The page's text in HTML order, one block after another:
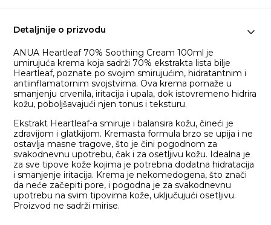
Detaljnije o prizvodu
ANUA Heartleaf 70% Soothing Cream 100ml je
umirujuća krema koja sadrži 70% ekstrakta lista bilje
Heartleaf, poznate po svojim smirujućim, hidratantnim i
antiinflamatornim svojstvima. Ova krema pomaže u
smanjenju crvenila, iritacija i upala, dok istovremeno hidrira
kožu, poboljšavajući njen tonus i teksturu.
Ekstrakt Heartleaf-a smiruje i balansira kožu, čineći je
zdravijom i glatkijom. Kremasta formula brzo se upija i ne
ostavlja masne tragove, što je čini pogodnom za
svakodnevnu upotrebu, čak i za osetljivu kožu. Idealna je
za sve tipove kože kojima je potrebna dodatna hidratacija
i smanjenje iritacija. Krema je nekomedogena, što znači
da neće začepiti pore, i pogodna je za svakodnevnu
upotrebu na svim tipovima kože, uključujući osetljivu.
Proizvod ne sadrži mirise.